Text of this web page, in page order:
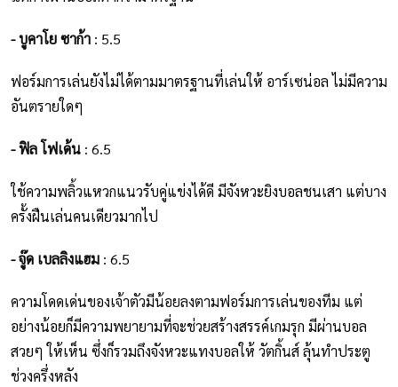
- บูคาโย ซาก้า : 5.5
ฟอร์มการเล่นยังไม่ได้ตามมาตรฐานที่เล่นให้ อาร์เซน่อล ไม่มีความ
อันตรายใดๆ
- ฟิล โฟเด้น : 6.5
ใช้ความพลิ้วแหวกแนวรับคู่แข่งได้ดี มีจังหวะยิงบอลชนเสา แต่บาง
ครั้งฝืนเล่นคนเดียวมากไป
- จู๊ด เบลลิงแฮม : 6.5
ความโดดเด่นของเจ้าตัวมีน้อยลงตามฟอร์มการเล่นของทีม แต่
อย่างน้อยก็มีความพยายามที่จะช่วยสร้างสรรค์เกมรุก มีผ่านบอล
สวยๆ ให้เห็น ซึ่งก็รวมถึงจังหวะแทงบอลให้ วัตกิ้นส์ ลุ้นทำประตู
ช่วงครึ่งหลัง